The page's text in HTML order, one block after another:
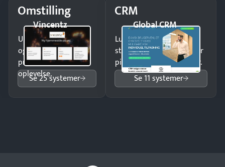
Omstilling
Vincentz
Undgå tabte opkald
og giv kunderne en
professionel
oplevelse.
Se 25 systemer
CRM
Global CRM
Luk flere salg med et
struktureret overblik over
pipeline og opfølgninger.
Se 11 systemer